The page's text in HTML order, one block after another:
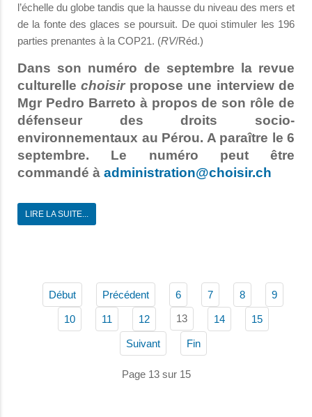
l’échelle du globe tandis que la hausse du niveau des mers et
de la fonte des glaces se poursuit. De quoi stimuler les 196
parties prenantes à la COP21. (RV/Réd.)
Dans son numéro de septembre la revue
culturellechoisirpropose une interview de
Mgr Pedro Barreto à propos de son rôle de
défenseur des droits socio-
environnementaux au Pérou. A paraître le 6
septembre. Le numéro peut être
commandé à
LIRE LA SUITE...
Début Précédent 6 7 8 9
10 11 12 13 14 15
Suivant Fin
Page 13 sur 15